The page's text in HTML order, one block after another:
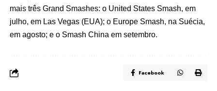
mais três Grand Smashes: o United States Smash, em
julho, em Las Vegas (EUA); o Europe Smash, na Suécia,
em agosto; e o Smash China em setembro.
Facebook